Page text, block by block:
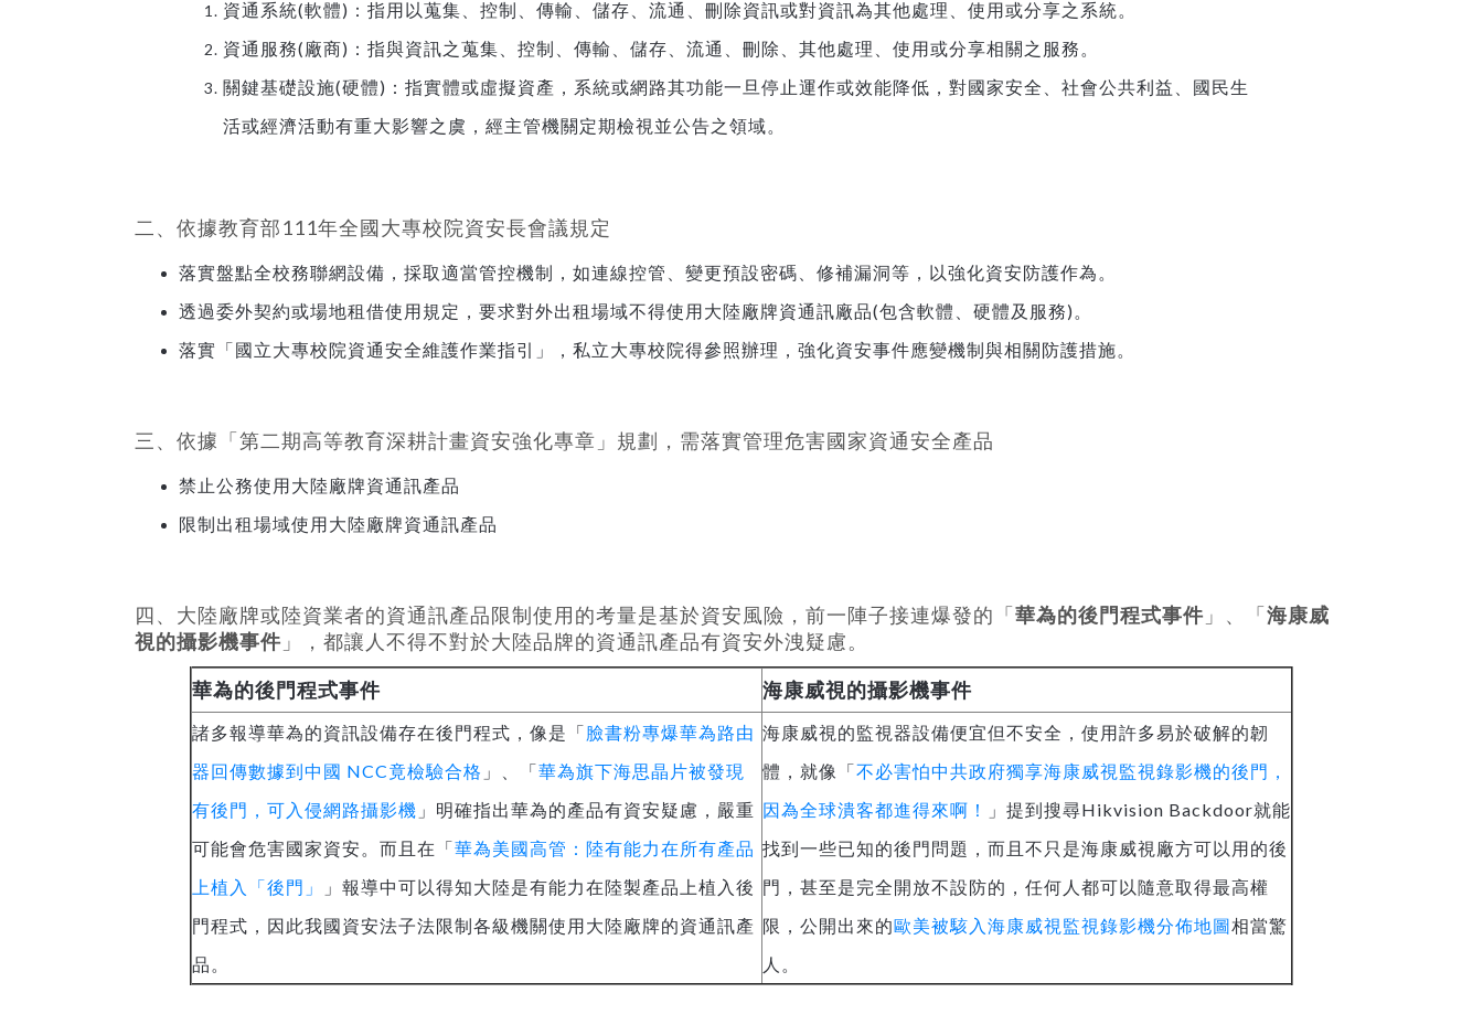
資通系統(軟體)：指用以蒐集、控制、傳輸、儲存、流通、刪除資訊或對資訊為其他處理、使用或分享之系統。
資通服務(廠商)：指與資訊之蒐集、控制、傳輸、儲存、流通、刪除、其他處理、使用或分享相關之服務。
關鍵基礎設施(硬體)：指實體或虛擬資產，系統或網路其功能一旦停止運作或效能降低，對國家安全、社會公共利益、國民生
活或經濟活動有重大影響之虞，經主管機關定期檢視並公告之領域。
二、依據教育部111年全國大專校院資安長會議規定
落實盤點全校務聯網設備，採取適當管控機制，如連線控管、變更預設密碼、修補漏洞等，以強化資安防護作為。
透過委外契約或場地租借使用規定，要求對外出租場域不得使用大陸廠牌資通訊廠品(包含軟體、硬體及服務)。
落實「國立大專校院資通安全維護作業指引」，私立大專校院得參照辦理，強化資安事件應變機制與相關防護措施。
三、依據「第二期高等教育深耕計畫資安強化專章」規劃，需落實管理危害國家資通安全產品
禁止公務使用大陸廠牌資通訊產品
限制出租場域使用大陸廠牌資通訊產品
四、大陸廠牌或陸資業者的資通訊產品限制使用的考量是基於資安風險，前一陣子接連爆發的「華為的後門程式事件 」、「海康威
視的攝影機事件 」，都讓人不得不對於大陸品牌的資通訊產品有資安外洩疑慮。
華為的後門程式事件
海康威視的攝影機事件
諸多報導華為的資訊設備存在後門程式，像是「臉書粉專爆華為路由
器回傳數據到中國 NCC竟檢驗合格 」、「華為旗下海思晶片被發現
有後門，可入侵網路攝影機 」明確指出華為的產品有資安疑慮，嚴重
可能會危害國家資安。而且在「華為美國高管：陸有能力在所有產品
上植入「後門」
」報導中可以得知大陸是有能力在陸製產品上植入後
門程式，因此我國資安法子法限制各級機關使用大陸廠牌的資通訊產
品。
海康威視的監視器設備便宜但不安全，使用許多易於破解的韌
體，就像「不必害怕中共政府獨享海康威視監視錄影機的後門，
因為全球潰客都進得來啊！
」提到搜尋Hikvision Backdoor就能
找到一些已知的後門問題，而且不只是海康威視廠方可以用的後
門，甚至是完全開放不設防的，任何人都可以隨意取得最高權
限，公開出來的歐美被駭入海康威視監視錄影機分佈地圖相當驚
人。